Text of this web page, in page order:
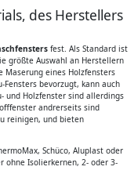
des Herstellers
fest. Als Standard ist
größte Auswahl an Herstellern
eines Holzfensters
bevorzugt, kann auch
und Holzfenster sind allerdings
andrerseits sind
reinigen, und bieten
Schüco, Aluplast oder
ohne Isolierkernen, 2- oder 3-